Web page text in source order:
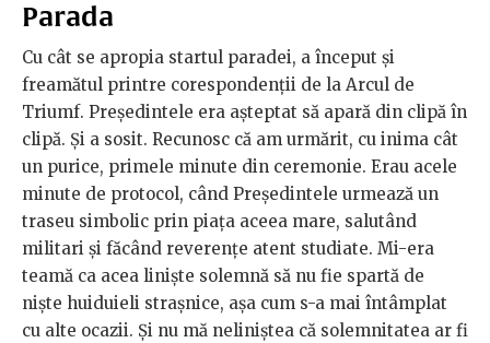
Parada
Cu cât se apropia startul paradei, a început și
freamătul printre corespondenții de la Arcul de
Triumf. Președintele era așteptat să apară din clipă în
clipă. Și a sosit. Recunosc că am urmărit, cu inima cât
un purice, primele minute din ceremonie. Erau acele
minute de protocol, când Președintele urmează un
traseu simbolic prin piața aceea mare, salutând
militari și făcând reverențe atent studiate. Mi-era
teamă ca acea liniște solemnă să nu fie spartă de
niște huiduieli strașnice, așa cum s-a mai întâmplat
cu alte ocazii. Și nu mă neliniștea că solemnitatea ar fi